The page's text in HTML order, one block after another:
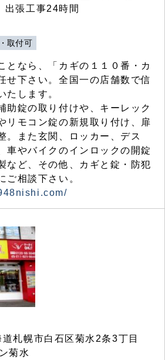
張工事24時間
取付可
となら、「カギの１１０番・カ
せ下さい。全国一の店舗数で信
たします。
助錠の取り付けや、キーレック
リモコン錠の新規取り付け、扉
。また玄関、ロッカー、デス
車やバイクのインロックの開錠
など、その他、カギと錠・防犯
ご相談下さい。
札幌市白石区菊水2条3丁目
菊水